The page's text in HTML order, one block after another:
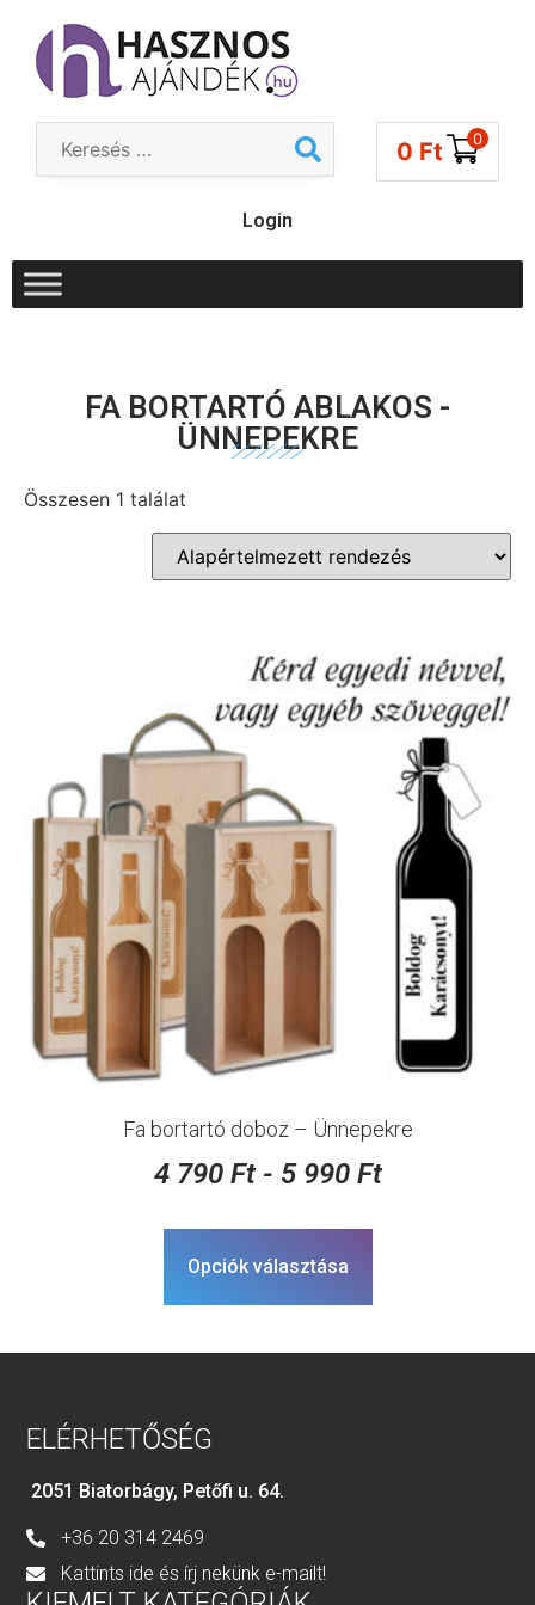
0 Ft 0
Login
FA BORTARTÓ ABLAKOS -
ÜNNEPEKRE
Összesen 1 találat
Fa bortartó doboz – Ünnepekre
4 790 Ft- 5 990 Ft
Opciók választása
ELÉRHETŐSÉG
2051 Biatorbágy, Petőfi u. 64.
+36 20 314 2469
Kattints ide és írj nekünk e-mailt!